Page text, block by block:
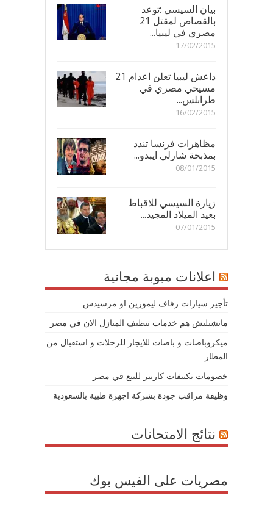
بيان السيسي :توعد
بالقصاص لمقتل 21
مصري في ليبيا...
17/02/2015
داعش ليبيا تعلن اعدام 21
مسيحي مصري في
طرابلس...
16/02/2015
مظاهرات فرنسا تندد
بمذبحة شارلي ايبدو...
08/01/2015
زيارة السيسي للاقباط
بعيد الميلاد المجيد...
07/01/2015
اعلانات مبوبة مجانية
تأجير سيارات زفاف ليموزين او مرسيدس
ماتشيليش هم خدمات تنظيف المنازل الان في مصر
ميكروباصات و باصات للايجار للرحلات و استقبال من
المطار
خصومات تكييفات كاريير للبيع في مصر
وظيفة مراقب جودة بشركة اجهزة طبية بالسعودية
نتائج الامتحانات
مصريات على الفيس بوك